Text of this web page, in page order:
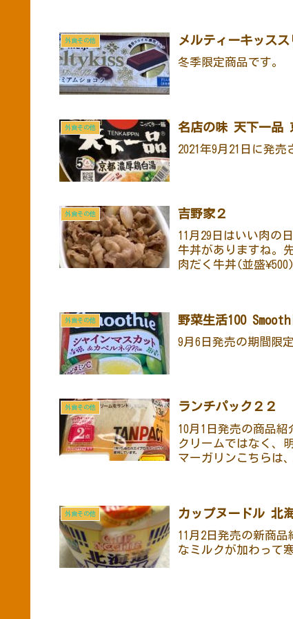
外食その他 メルティーキッス
冬季限定商品です。
外食その他 名店の味 天下一品
2021年9月21日に発売
外食その他 吉野家２
11月29日はいい肉の
牛丼がありますね。
肉だく牛丼(並盛
外食その他 野菜生活100
9月6日発売の期間限
外食その他 ランチパック２２
10月1日発売の商品
クリームではなく、
マーガリンこちらは
外食その他 カップヌードル 北
11月2日発売の新商
なミルクが加わって